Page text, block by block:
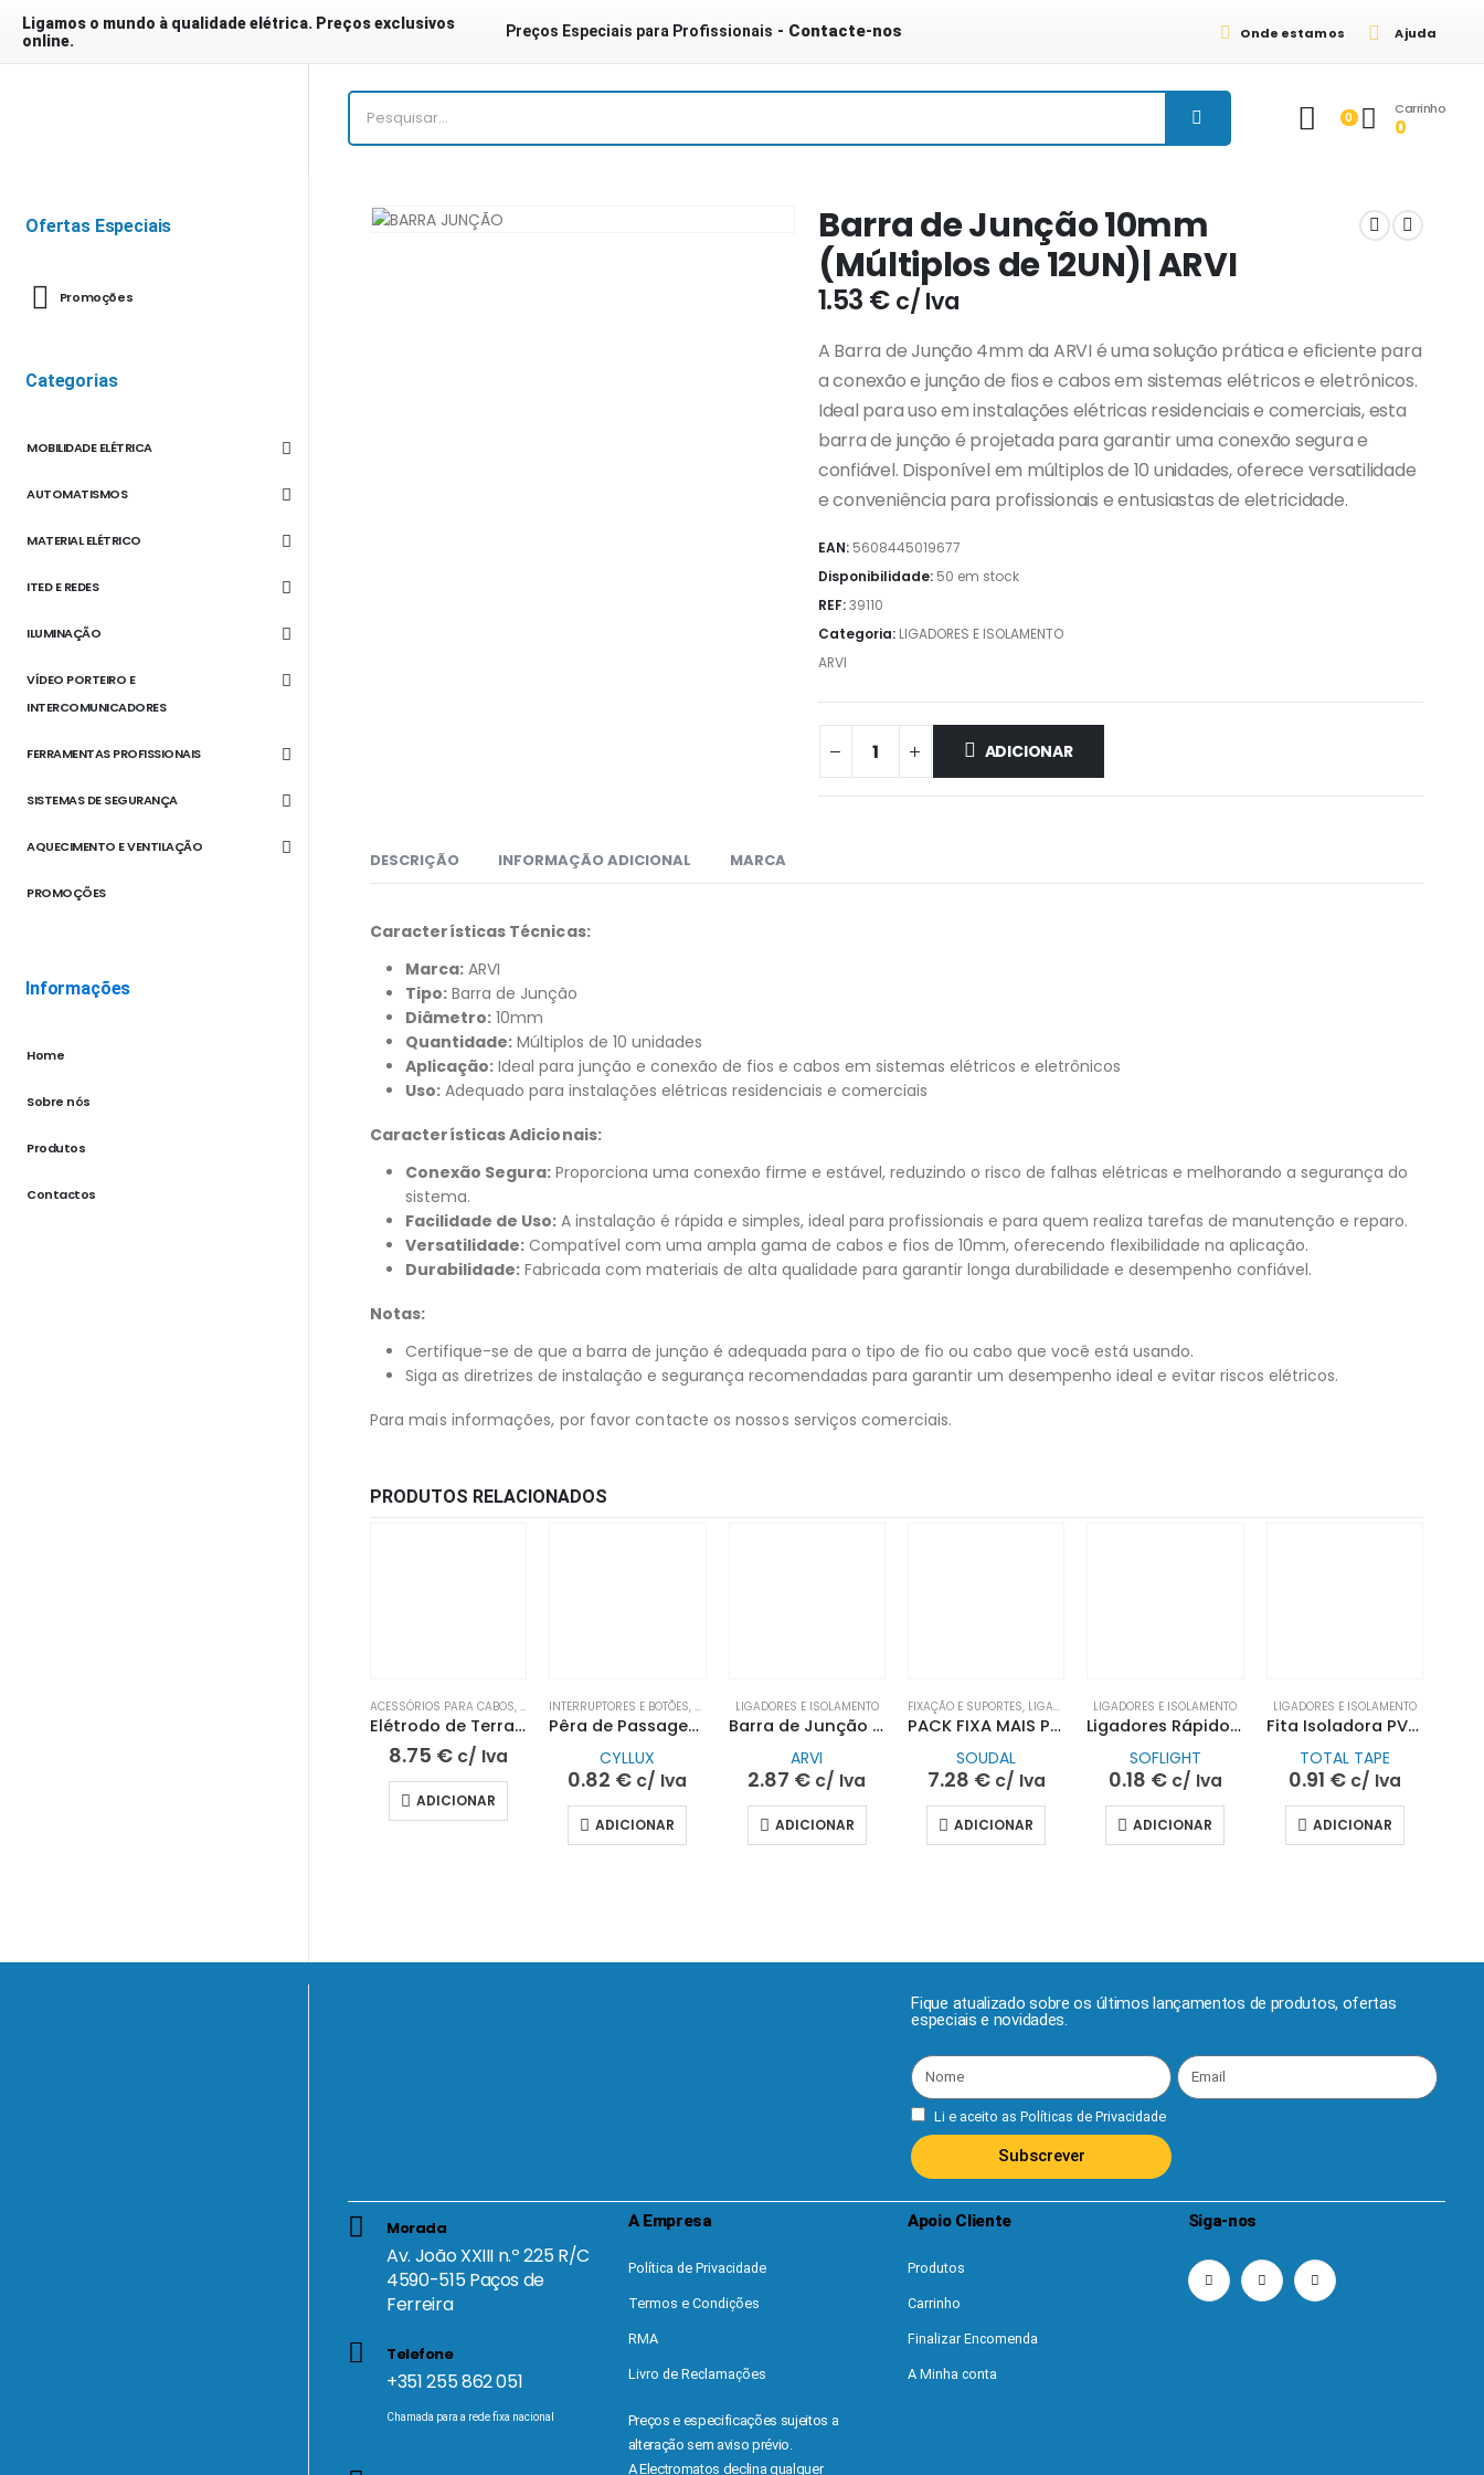
Ligamos o mundo à qualidade elétrica. Preços exclusivos
online.
Preços Especiais para Profissionais - Contacte-nos Onde estamos Ajuda
0 Carrinho
0
Barra de Junção 10mm
(Múltiplos de 12UN)| ARVI
1.53 € c/ Iva
A Barra de Junção 4mm da ARVI é uma solução prática e eficiente para
a conexão e junção de fios e cabos em sistemas elétricos e eletrônicos.
Ideal para uso em instalações elétricas residenciais e comerciais, esta
barra de junção é projetada para garantir uma conexão segura e
confiável. Disponível em múltiplos de 10 unidades, oferece versatilidade
e conveniência para profissionais e entusiastas de eletricidade.
EAN: 5608445019677
Disponibilidade: 50 em stock
REF:39110
Categoria: LIGADORES E ISOLAMENTO
ARVI
ADICIONAR
DESCRIÇÃO INFORMAÇÃO ADICIONAL MARCA
Características Técnicas:
Marca: ARVI
Tipo: Barra de Junção
Diâmetro: 10mm
Quantidade: Múltiplos de 10 unidades
Aplicação: Ideal para junção e conexão de fios e cabos em sistemas elétricos e eletrônicos
Uso: Adequado para instalações elétricas residenciais e comerciais
Características Adicionais:
Conexão Segura: Proporciona uma conexão firme e estável, reduzindo o risco de falhas elétricas e melhorando a segurança do
sistema.
Facilidade de Uso: A instalação é rápida e simples, ideal para profissionais e para quem realiza tarefas de manutenção e reparo.
Versatilidade: Compatível com uma ampla gama de cabos e fios de 10mm, oferecendo flexibilidade na aplicação.
Durabilidade: Fabricada com materiais de alta qualidade para garantir longa durabilidade e desempenho confiável.
Notas:
Certifique-se de que a barra de junção é adequada para o tipo de fio ou cabo que você está usando.
Siga as diretrizes de instalação e segurança recomendadas para garantir um desempenho ideal e evitar riscos elétricos.
Para mais informações, por favor contacte os nossos serviços comerciais.
PRODUTOS RELACIONADOS
ACESSÓRIOS PARA CABOS, LIGADORES E ISOLAMENTO
Elétrodo de Terra 1,5MT Aço Cobreado 5/8″ C/2 Roscas| JOBASI
8.75 € c/ Iva
ADICIONAR
INTERRUPTORES E BOTÕES,LIGADORES E ISOLAMENTO
Pêra de Passagem Preta 2,5A 250V~| CYLLUX
CYLLUX
0.82 € c/ Iva
ADICIONAR
LIGADORES E ISOLAMENTO
Barra de Junção 16mm (Múltiplos de 12UN)| ARVI
ARVI
2.87 € c/ Iva
ADICIONAR
FIXAÇÃO E SUPORTES, LIGADORES E ISOLAMENTO
PACK FIXA MAIS PROFISSIONAL (1X 2UN)| SOUDAL
SOUDAL
7.28 € c/ Iva
ADICIONAR
LIGADORES E ISOLAMENTO
Ligadores Rápidos P/Fio Flexível 2P| SOFLIGHT
SOFLIGHT
0.18 € c/ Iva
ADICIONAR
LIGADORES E ISOLAMENTO
Fita Isoladora PVC 19MMX20M Castanha
TOTAL TAPE
0.91 € c/ Iva
ADICIONAR
Ofertas Especiais
Promoções
Categorias
MOBILIDADE ELÉTRICA
AUTOMATISMOS
MATERIAL ELÉTRICO
ITED E REDES
ILUMINAÇÃO
VÍDEO PORTEIRO E
INTERCOMUNICADORES
FERRAMENTAS PROFISSIONAIS
SISTEMAS DE SEGURANÇA
AQUECIMENTO E VENTILAÇÃO
PROMOÇÕES
Informações
Home
Sobre nós
Produtos
Contactos
Fique atualizado sobre os últimos lançamentos de produtos, ofertas
especiais e novidades.
Li e aceito as Políticas de Privacidade
Subscrever
Morada
Av. João XXIII n.º 225 R/C
4590-515 Paços de
Ferreira
Telefone
+351 255 862 051
Chamada para a rede fixa nacional
A Empresa
Política de Privacidade
Termos e Condições
RMA
Livro de Reclamações
Preços e especificações sujeitos a
alteração sem aviso prévio.
A Electromatos declina qualquer
Apoio Cliente
Produtos
Carrinho
Finalizar Encomenda
A Minha conta
Siga-nos